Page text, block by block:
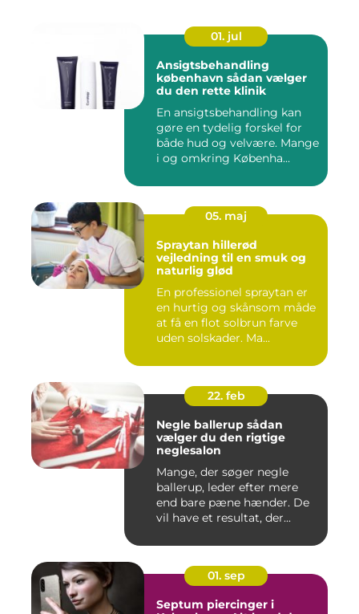
01. jul
Ansigtsbehandling
københavn sådan vælger
du den rette klinik
En ansigtsbehandling kan
gøre en tydelig forskel for
både hud og velvære. Mange
i og omkring Københa...
05. maj
Spraytan hillerød
vejledning til en smuk og
naturlig glød
En professionel spraytan er
en hurtig og skånsom måde
at få en flot solbrun farve
uden solskader. Ma...
22. feb
Negle ballerup sådan
vælger du den rigtige
neglesalon
Mange, der søger negle
ballerup, leder efter mere
end bare pæne hænder. De
vil have et resultat, der...
01. sep
Septum piercinger i